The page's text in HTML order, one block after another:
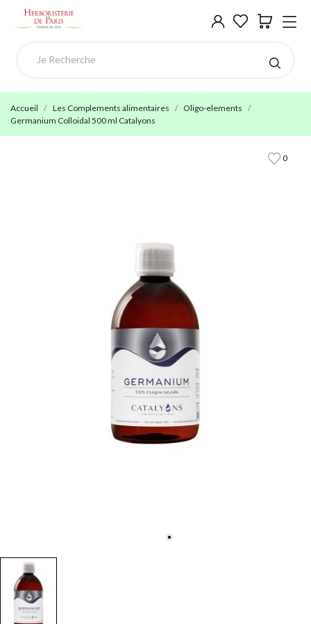
Accueil Les Complements alimentaires
Oligo-elements
Germanium Colloidal 500 ml Catalyons
0